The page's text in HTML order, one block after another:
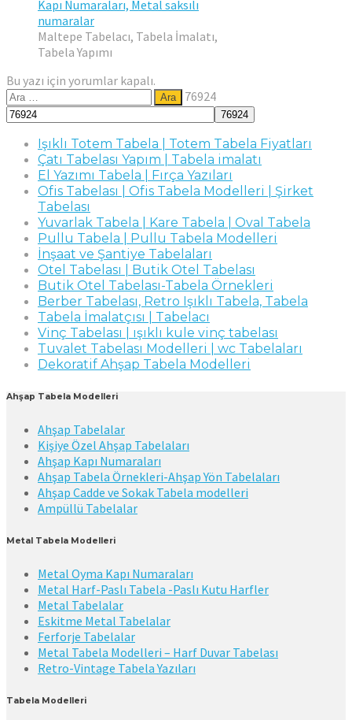
Maltepe Tabelacı, Tabela İmalatı,
Tabela Yapımı
Bu yazı için yorumlar kapalı.
Arama:
76924
Işıklı Totem Tabela | Totem Tabela Fiyatları
Çatı Tabelası Yapım | Tabela imalatı
El Yazımı Tabela | Fırça Yazıları
Ofis Tabelası | Ofis Tabela Modelleri | Şirket
Tabelası
Yuvarlak Tabela | Kare Tabela | Oval Tabela
Pullu Tabela | Pullu Tabela Modelleri
İnşaat ve Şantiye Tabelaları
Otel Tabelası | Butik Otel Tabelası
Butik Otel Tabelası-Tabela Örnekleri
Berber Tabelası, Retro Işıklı Tabela, Tabela
Tabela İmalatçısı | Tabelacı
Vinç Tabelası | ışıklı kule vinç tabelası
Tuvalet Tabelası Modelleri | wc Tabelaları
Dekoratif Ahşap Tabela Modelleri
Ahşap Tabela Modelleri
Ahşap Tabelalar
Kişiye Özel Ahşap Tabelaları
Ahşap Kapı Numaraları
Ahşap Tabela Örnekleri-Ahşap Yön Tabelaları
Ahşap Cadde ve Sokak Tabela modelleri
Ampüllü Tabelalar
Metal Tabela Modelleri
Metal Oyma Kapı Numaraları
Metal Harf-Paslı Tabela -Paslı Kutu Harfler
Metal Tabelalar
Eskitme Metal Tabelalar
Ferforje Tabelalar
Metal Tabela Modelleri – Harf Duvar Tabelası
Retro-Vintage Tabela Yazıları
Tabela Modelleri